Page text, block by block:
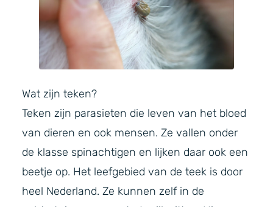
Wat zijn teken?
Teken zijn parasieten die leven van het bloed
van dieren en ook mensen. Ze vallen onder
de klasse spinachtigen en lijken daar ook een
beetje op. Het leefgebied van de teek is door
heel Nederland. Ze kunnen zelf in de